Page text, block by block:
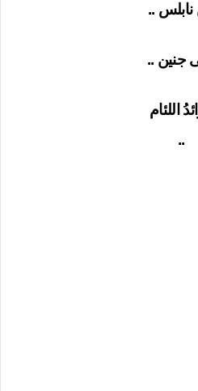
..
جنين ..
اللئام
..